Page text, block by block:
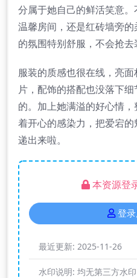
分属于她自己的鲜活笑意
温馨房间，还是红砖墙旁
的氛围特别舒服，不会抢去
服装的质感也很在线，亮
片，配饰的搭配也没落下
的。加上她满溢的好心情
着开心的感染力，把爱宕
递出来啦。
本资源登
登
最近更新: 2025-11-26
水印说明: 均无第三方水印